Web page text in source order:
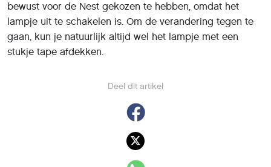
Deel dit artikel
bewust voor de Nest gekozen te hebben, omdat het
lampje uit te schakelen is. Om de verandering tegen te
gaan, kun je natuurlijk altijd wel het lampje met een
stukje tape afdekken.